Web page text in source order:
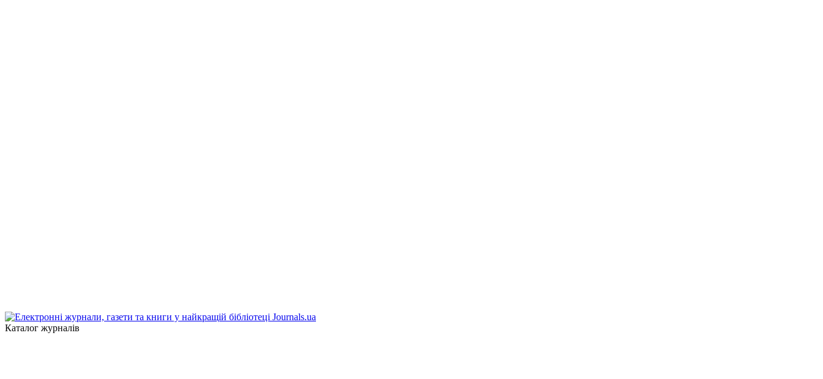
Каталог журналів